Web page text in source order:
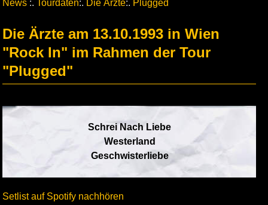
News :. Tourdaten:. Die Ärzte:. Plugged
Die Ärzte am 13.10.1993 in Wien
"Rock In" im Rahmen der Tour
"Plugged"
Schrei Nach Liebe
Westerland
Geschwisterliebe
Setlist auf Spotify nachhören